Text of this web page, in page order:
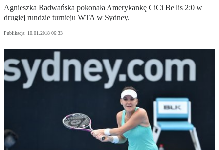
Agnieszka Radwańska pokonała Amerykankę CiCi Bellis 2:0 w
drugiej rundzie turnieju WTA w Sydney.
Publikacja: 10.01.2018 06:33